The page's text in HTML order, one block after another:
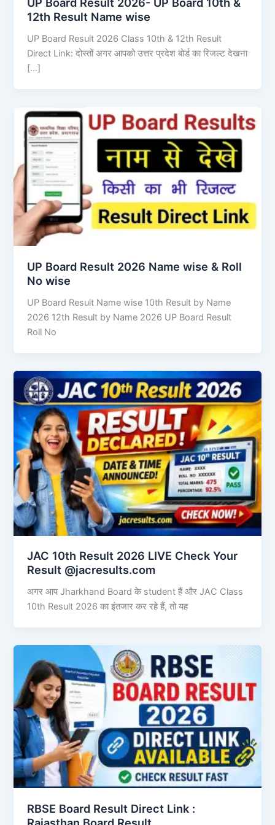
12th Result Name wise
UP Board Result 2026 Class 10th & 12th Result
Direct Link: दोस्तों अगर आपको उत्तर प्रदेश बोर्ड का रिजल्ट देखना
[…]
UP Board Result 2026 Name wise & Roll
No wise
UP Board Result Name wise 10th Result by Name
2026 12th Result by Name 2026 UP Board Result
Roll No
JAC 10th Result 2026 LIVE Check Your
Result @jacresults.com
अगर आप Jharkhand Board के student हैं और JAC Class
10th Result 2026 का इंतजार कर रहे हैं, तो यह
RBSE Board Result Direct Link : ​